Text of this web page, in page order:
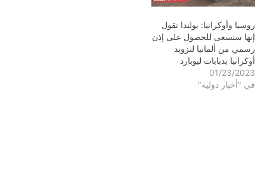
روسيا وأوكرانيا: بولندا تقول
إنها ستسعى للحصول على إذن
رسمي من ألمانيا لتزويد
أوكرانيا بدبابات ليوبارد
01/23/2023
في "أخبار دولية"